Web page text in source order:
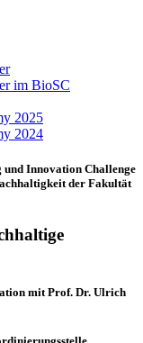
im BioSC
2025
2024
und Innovation Challenge
der Fakultät
mit Prof. Dr. Ulrich